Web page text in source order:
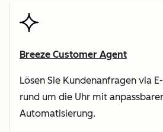
Breeze Customer Agent
Lösen Sie Kundenanfragen via
rund um die Uhr mit
Automatisierung.